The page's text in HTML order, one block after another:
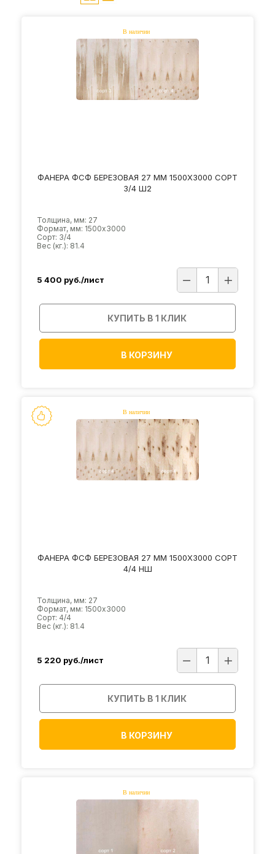
ФАНЕРА ФСФ БЕРЕЗОВАЯ 27 ММ 1500Х3000 СОРТ
3/4 Ш2
Толщина, мм: 27
Формат, мм: 1500х3000
Сорт: 3/4
Вес (кг.): 81.4
5 400 руб./лист
КУПИТЬ В 1 КЛИК
В КОРЗИНУ
ФАНЕРА ФСФ БЕРЕЗОВАЯ 27 ММ 1500Х3000 СОРТ
4/4 НШ
Толщина, мм: 27
Формат, мм: 1500х3000
Сорт: 4/4
Вес (кг.): 81.4
5 220 руб./лист
КУПИТЬ В 1 КЛИК
В КОРЗИНУ